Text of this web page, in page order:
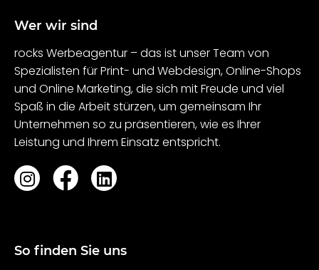
Wer wir sind
rocks Werbeagentur – das ist unser Team von
Spezialisten für Print- und Webdesign, Online-Shops
und Online Marketing, die sich mit Freude und viel
Spaß in die Arbeit stürzen, um gemeinsam Ihr
Unternehmen so zu präsentieren, wie es Ihrer
Leistung und Ihrem Einsatz entspricht.
So finden Sie uns